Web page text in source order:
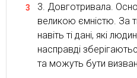
Довготривала.
великою ємністю. За
навіть ті дані, які
насправді
та можуть бути